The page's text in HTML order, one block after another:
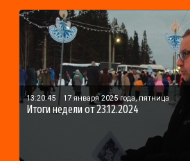
13:20:45 17 января 2025 года, пятница
Итоги недели от 23.12.2024